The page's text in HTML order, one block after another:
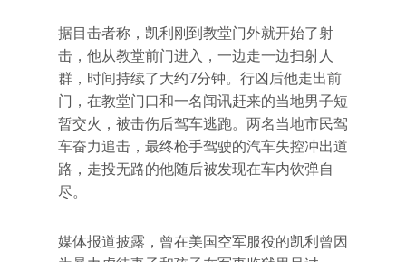
据目击者称，凯利刚到教堂门外就开始了射
击，他从教堂前门进入，一边走一边扫射人
群，时间持续了大约7分钟。行凶后他走出前
门，在教堂门口和一名闻讯赶来的当地男子短
暂交火，被击伤后驾车逃跑。两名当地市民驾
车奋力追击，最终枪手驾驶的汽车失控冲出道
路，走投无路的他随后被发现在车内饮弹自
尽。
媒体报道披露，曾在美国空军服役的凯利曾因